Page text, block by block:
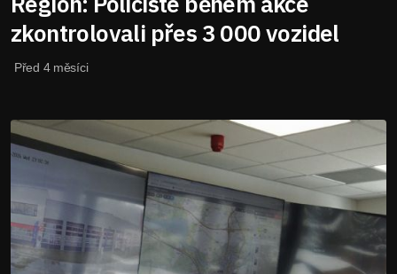
zkontrolovali přes 3 000 vozidel
Před 4 měsíci